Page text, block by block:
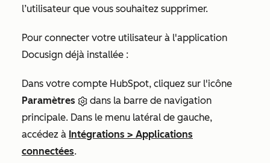
l’utilisateur que vous souhaitez supprimer.
Pour connecter votre utilisateur à l'application
Docusign déjà installée :
Dans votre compte HubSpot, cliquez sur l'icône
Paramètres
dans la barre de navigation
principale. Dans le menu latéral de gauche,
accédez à Intégrations > Applications
connectées.